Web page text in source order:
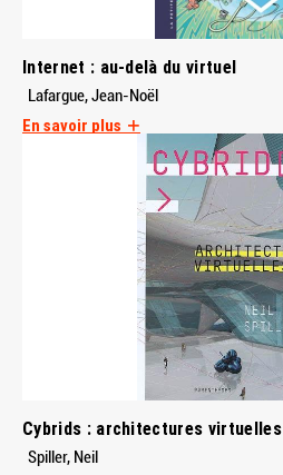
Internet : au-delà du virtuel
Lafargue, Jean-Noël
En savoir plus
Cybrids : architectures virtuelles
Spiller, Neil